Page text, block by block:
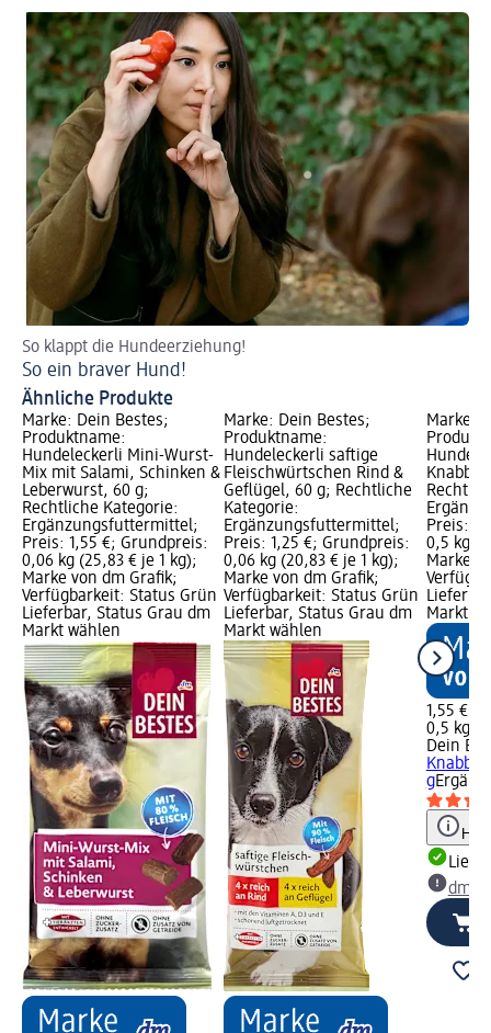
So klappt die Hundeerziehung!
So ein braver Hund!
Ähnliche Produkte
Marke: Dein Bestes;
Produktname:
Hundeleckerli Mini-Wurst-
Mix mit Salami, Schinken &
Leberwurst, 60 g;
Rechtliche Kategorie:
Ergänzungsfuttermittel;
Preis: 1,55 €; Grundpreis:
0,06 kg (25,83 € je 1 kg);
Marke von dm Grafik;
Verfügbarkeit: Status Grün
Lieferbar, Status Grau dm
Markt wählen
Marke: Dein Bestes;
Produktname:
Hundeleckerli saftige
Fleischwürtschen Rind &
Geflügel, 60 g; Rechtliche
Kategorie:
Ergänzungsfuttermittel;
Preis: 1,25 €; Grundpreis:
0,06 kg (20,83 € je 1 kg);
Marke von dm Grafik;
Verfügbarkeit: Status Grün
Lieferbar, Status Grau dm
Markt wählen
Marke:
Preis:
0,5 kg
Marke
Markt
1,55 €
0,5 kg
Dein
g
dm